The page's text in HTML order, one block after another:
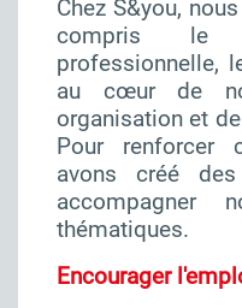
Chez S&you,
compris le
professionnelle,
au cœur de
organisation et
Pour renforcer
avons créé
thématiques.
Encourager